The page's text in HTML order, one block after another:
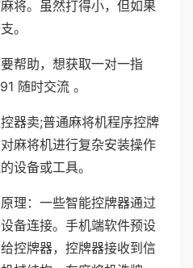
将。虽然打得小，但如果
。
帮助，想获取一对一指
随时交流 。
器卖;普通麻将机程序控牌
麻将机进行复杂安装操作
设备或工具。
理：一些智能控牌器通过
备连接。手机端软件预设
控牌器，控牌器接收到信